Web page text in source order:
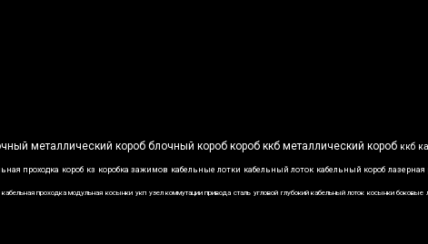
металлический короб блочный короб короб ккб металлический короб ккб
проходка короб кз коробка зажимов кабельные лотки кабельный лоток кабельный короб лазерная
кабельная проходка модульная косынки укп узел коммутации привода сталь угловой глубокий кабельный лоток косынки боковые